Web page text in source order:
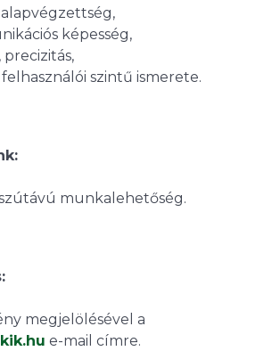
képesség,
precizitás,
felhasználói szintű ismerete.
munkalehetőség.
megjelölésével a
e-mail címre.